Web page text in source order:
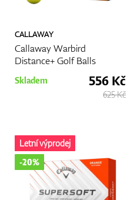
CALLAWAY
Callaway Warbird
Distance+ Golf Balls
Skladem 556 Kč
625 Kč
Letní výprodej
-20%